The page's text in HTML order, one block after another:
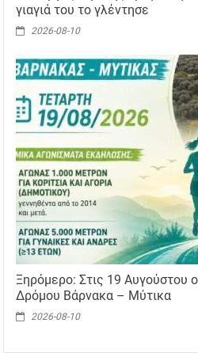
γιαγιά του το γλέντησε
2026-08-10
Ξηρόμερο: Στις 19 Αυγούστου
Δρόμου Βάρνακα – Μύτικα
2026-08-10